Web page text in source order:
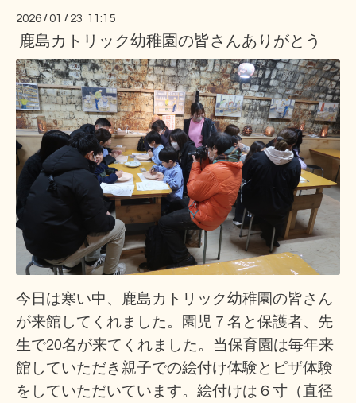
2026 /01 / 23 11:15
鹿島カトリック幼稚園の皆さんありがとう
今日は寒い中、
鹿島カトリック幼稚園の皆さん
が来館してくれました。園児７名と保護者、先
生で20名が来てくれました。当保育園は毎年来
館していただき親子での絵付け体験とピザ体験
をしていただいています。絵付けは６寸（直径